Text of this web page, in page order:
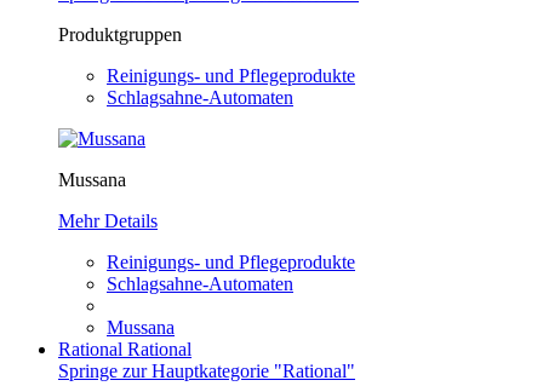
Produktgruppen
Reinigungs- und Pflegeprodukte
Schlagsahne-Automaten
Mussana
Mehr Details
Reinigungs- und Pflegeprodukte
Schlagsahne-Automaten
Mussana
Rational Rational
Springe zur Hauptkategorie "Rational"